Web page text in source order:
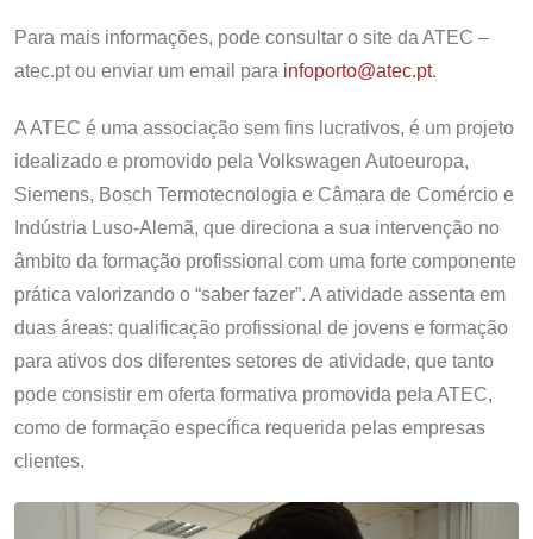
Para mais informações, pode consultar o site da ATEC –
atec.pt ou enviar um email para infoporto@atec.pt.
A ATEC é uma associação sem fins lucrativos, é um projeto
idealizado e promovido pela Volkswagen Autoeuropa,
Siemens, Bosch Termotecnologia e Câmara de Comércio e
Indústria Luso-Alemã, que direciona a sua intervenção no
âmbito da formação profissional com uma forte componente
prática valorizando o “saber fazer”. A atividade assenta em
duas áreas: qualificação profissional de jovens e formação
para ativos dos diferentes setores de atividade, que tanto
pode consistir em oferta formativa promovida pela ATEC,
como de formação específica requerida pelas empresas
clientes.